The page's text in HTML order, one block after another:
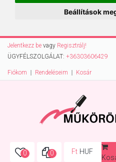
Beállítások
Jelentkezz be vagy Regisztrálj!
ÜGYFÉLSZOLGÁLAT: +36303606429
Fiókom Rendeléseim Kosár
0 0 Ft HUF